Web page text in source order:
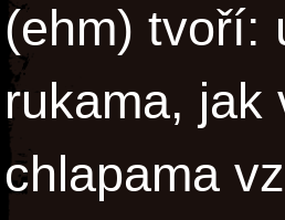
(ehm) tvoří:
rukama, jak
chlapama